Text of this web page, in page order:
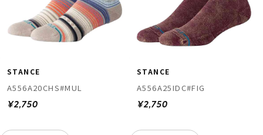
STANCE
A556A20CHS#MUL
¥2,750
STANCE
A556A25IDC#FIG
¥2,750